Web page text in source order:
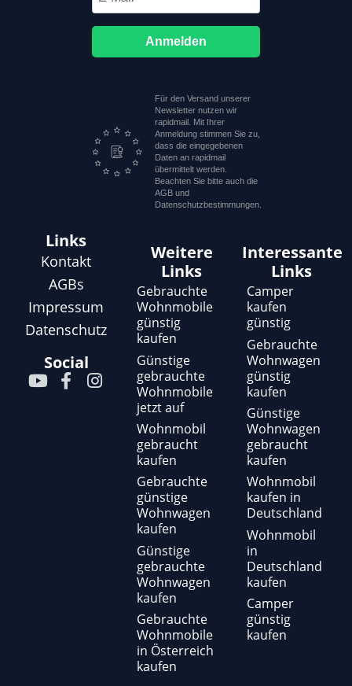
Anmelden
Für den Versand unserer
Newsletter nutzen wir
rapidmail. Mit Ihrer
Anmeldung stimmen Sie zu,
dass die eingegebenen
Daten an rapidmail
übermittelt werden.
Beachten Sie bitte auch die
AGB und
Datenschutzbestimmungen.
Links
Kontakt
AGBs
Impressum
Datenschutz
Social
Y F
a
I
Weitere
Links
Gebrauchte
Wohnmobile
günstig
kaufen
Günstige
gebrauchte
Wohnmobile
jetzt auf
Wohnmobil
gebraucht
kaufen
Gebrauchte
günstige
Wohnwagen
kaufen
Günstige
gebrauchte
Wohnwagen
kaufen
Gebrauchte
Wohnmobile
in Österreich
kaufen
Interessante
Links
Camper
kaufen
günstig
Gebrauchte
Wohnwagen
günstig
kaufen
Günstige
Wohnwagen
gebraucht
kaufen
Wohnmobil
kaufen in
Deutschland
Wohnmobil
in
Deutschland
kaufen
Camper
günstig
kaufen